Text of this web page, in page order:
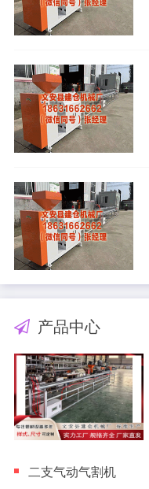
产品中心
二支气动气割机